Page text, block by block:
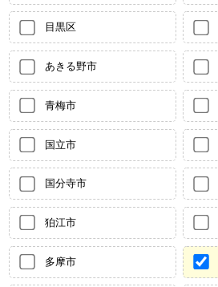
目黒区
あきる野市
青梅市
国立市
国分寺市
狛江市
多摩市